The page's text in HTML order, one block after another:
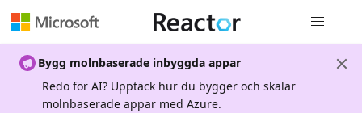
Bygg molnbaserade inbyggda appar
Redo för AI? Upptäck hur du bygger och skalar
molnbaserade appar med Azure.